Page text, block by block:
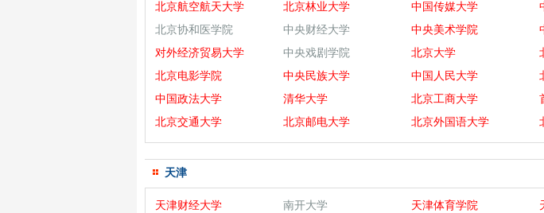
北京航空航天大学
北京林业大学 中国传媒大学
北京协和医学院
中央财经大学 中央美术学院
对外经济贸易大学
中央戏剧学院 北京大学
北京电影学院
中央民族大学 中国人民大学
中国政法大学
清华大学 北京工商大学
北京交通大学
北京邮电大学 北京外国语大学
天津
天津财经大学 南开大学 天津体育学院